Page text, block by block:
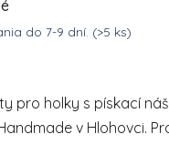
do 7-9 dní. (>5 ks)
Kč
pro holky s pískací
v Hlohovci.